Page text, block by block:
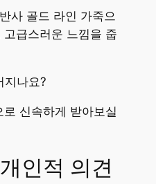
사 골드 라인 가죽으
급스러운 느낌을 줍
지나요?
신속하게 받아보실
인적 의견